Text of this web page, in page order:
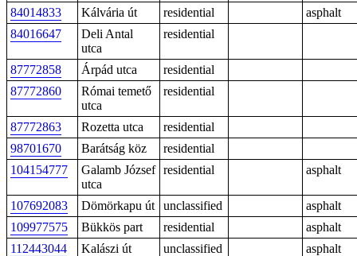
84014833 Kálvária út residential
asphalt
84016647
Deli Antal
utca
residential
87772858 Árpád utca
residential
87772860
Római temető
utca
residential
87772863 Rozetta utca
residential
98701670
Barátság köz
residential
104154777
Galamb József
utca
residential asphalt
107692083 Dömörkapu út unclassified
asphalt
109977575
Bükkös part residential
asphalt
112443044
Kalászi út unclassified
asphalt